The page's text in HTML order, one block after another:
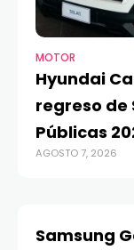
MOTOR
Hyundai
regreso de
Públicas
AGOSTO 7, 2026
Samsung